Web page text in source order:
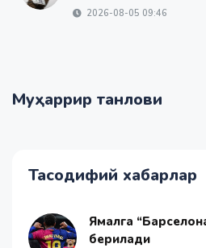
2026-08-05 09:46
Муҳаррир танлови
Тасодифий хабарлар
Ямалга
берилади